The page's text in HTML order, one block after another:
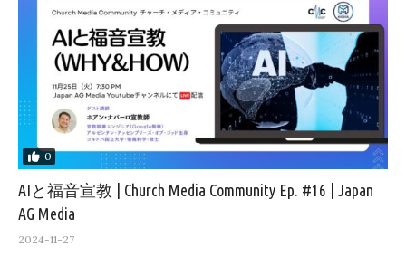
0
AIと福音宣教 | Church Media Community Ep. #16 | Japan
AG Media
2024-11-27